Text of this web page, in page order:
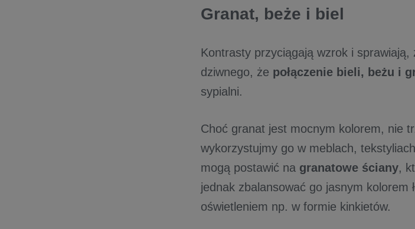
Granat, beże i biel
Kontrasty przyciągają wzrok i
dziwnego, że połączenie bieli, beżu i
sypialni.
Choć granat jest mocnym kolorem, nie
wykorzystujmy go w meblach,
mogą postawić na granatowe ściany,
jednak zbalansować go jasnym kolorem
oświetleniem np. w formie kinkietów.